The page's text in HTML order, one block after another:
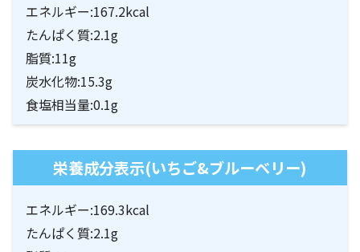
エネルギー:167.2kcal
たんぱく質:2.1g
脂質:11g
炭水化物:15.3g
食塩相当量:0.1g
栄養成分表示(いちご&ブルーベリー)
エネルギー:169.3kcal
たんぱく質:2.1g